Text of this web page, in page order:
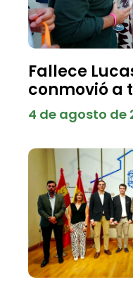
Fallece
conmovió a
4 de agosto de